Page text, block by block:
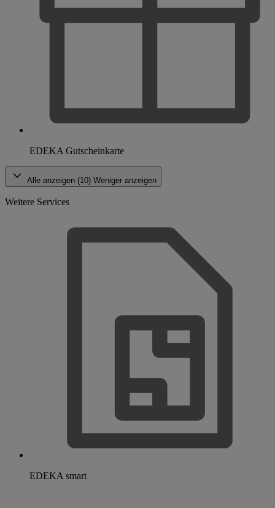
EDEKA Gutscheinkarte
Alle anzeigen (10) Weniger anzeigen
Weitere Services
EDEKA smart